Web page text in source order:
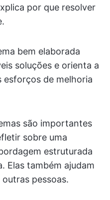
por que resolver
bem elaborada
soluções e orienta a
esforços de melhoria
são importantes
sobre uma
estruturada
Elas também ajudam
pessoas.